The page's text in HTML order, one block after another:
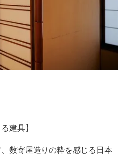
建具】
数寄屋造りの粋を感じる日本